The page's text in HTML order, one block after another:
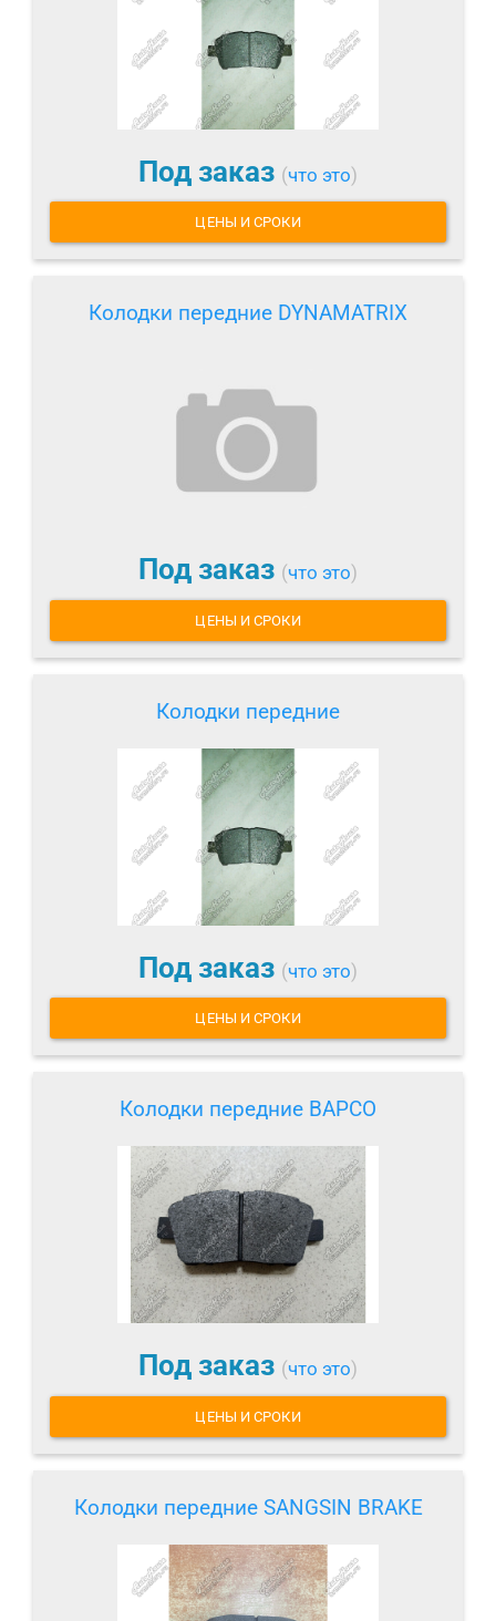
Под заказ (что это)
ЦЕНЫ И СРОКИ
Колодки передние DYNAMATRIX
Под заказ (что это)
ЦЕНЫ И СРОКИ
Колодки передние
Под заказ (что это)
ЦЕНЫ И СРОКИ
Колодки передние BAPCO
Под заказ (что это)
ЦЕНЫ И СРОКИ
Колодки передние SANGSIN BRAKE